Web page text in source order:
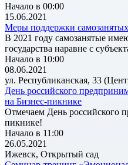
Начало в 00:00
15.06.2021
Меры поддержки
В 2021 году самозанятые
государства наравне с
Начало в 10:00
08.06.2021
ул. Республиканская, 33
День российского
на Бизнес-пикнике
Отмечаем День российского
пикнике!
Начало в 11:00
26.05.2021
Ижевск, Открытый сад